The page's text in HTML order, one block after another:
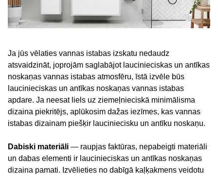
Ja jūs vēlaties vannas istabas izskatu nedaudz
atsvaidzināt, joprojām saglabājot laucinieciskas un antīkas
noskaņas vannas istabas atmosfēru, īstā izvēle būs
laucinieciskas un antīkas noskaņas vannas istabas
apdare. Ja neesat liels uz ziemeļnieciskā minimālisma
dizaina piekritējs, aplūkosim dažas iezīmes, kas vannas
istabas dizainam piešķir lauciniecisku un antīku noskaņu.
Dabiski materiāli — raupjas faktūras, nepabeigti materiāli
un dabas elementi ir laucinieciskas un antīkas noskaņas
dizaina pamati. Izvēlieties no dabīgā kaļķakmens veidotu